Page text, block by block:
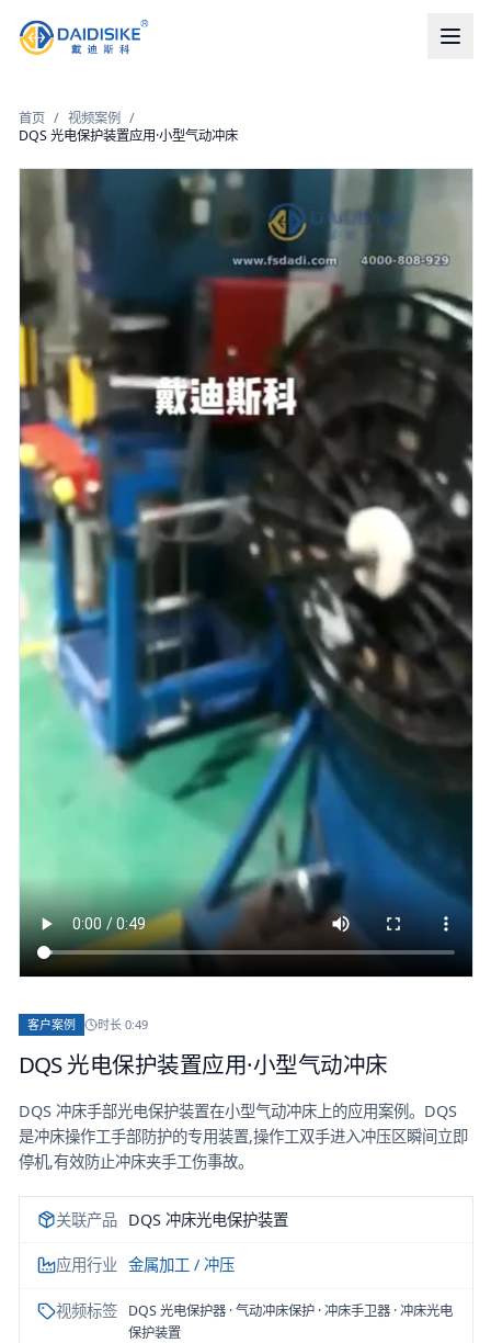
首页 / 视频案例
/
DQS 光电保护装置应用·小型气动冲床
客户案例 时长0:49
DQS 光电保护装置应用·小型气动冲床
DQS 冲床手部光电保护装置在小型气动冲床上的应用案例。DQS
是冲床操作工手部防护的专用装置,操作工双手进入冲压区瞬间立即
停机,有效防止冲床夹手工伤事故。
关联产品 DQS 冲床光电保护装置
应用行业 金属加工 / 冲压
视频标签
DQS 光电保护器 · 气动冲床保护 · 冲床手卫器 · 冲床光电
保护装置